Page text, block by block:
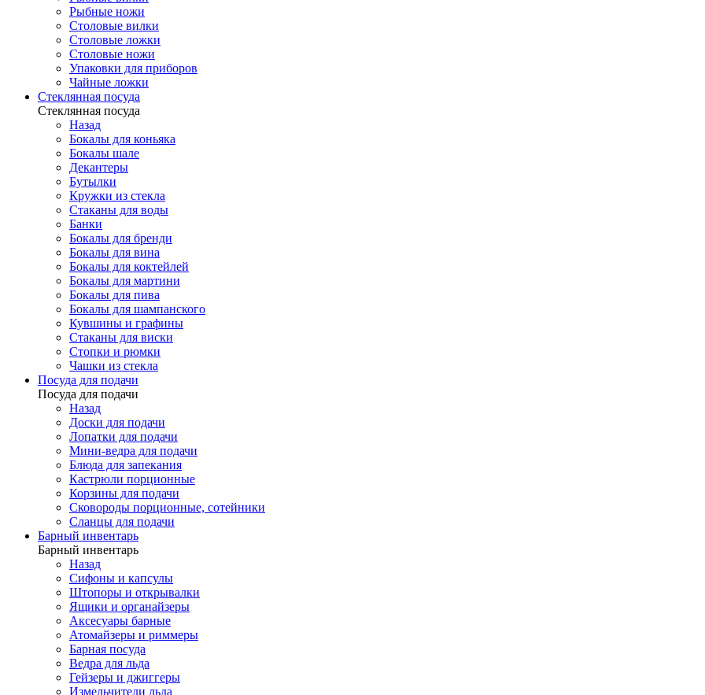
Рыбные ножи
Столовые вилки
Столовые ложки
Столовые ножи
Упаковки для приборов
Чайные ложки
Стеклянная посуда
Стеклянная посуда
Назад
Бокалы для коньяка
Бокалы шале
Декантеры
Бутылки
Кружки из стекла
Стаканы для воды
Банки
Бокалы для бренди
Бокалы для вина
Бокалы для коктейлей
Бокалы для мартини
Бокалы для пива
Бокалы для шампанского
Кувшины и графины
Стаканы для виски
Стопки и рюмки
Чашки из стекла
Посуда для подачи
Посуда для подачи
Назад
Доски для подачи
Лопатки для подачи
Мини-ведра для подачи
Блюда для запекания
Кастрюли порционные
Корзины для подачи
Сковороды порционные, сотейники
Сланцы для подачи
Барный инвентарь
Барный инвентарь
Назад
Сифоны и капсулы
Штопоры и открывалки
Ящики и органайзеры
Аксесуары барные
Атомайзеры и риммеры
Барная посуда
Ведра для льда
Гейзеры и джиггеры
Измельчители льда